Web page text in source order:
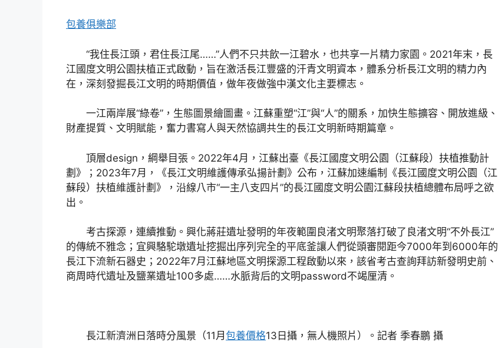
包養俱樂部
“我住長江頭，君住長江尾……”人們不只共飲一江碧水，也共享一片精力家園。2021年末，長
江國度文明公園扶植正式啟動，旨在激活長江豐盛的汗青文明資本，體系分析長江文明的精力內
在，深刻發掘長江文明的時期價值，做年夜做強中漢文化主要標志。
一江兩岸展“綠卷”，生態圖景繪圖畫。江蘇重塑“江”與“人”的關系，加快生態擴容、開放進級、
財產提質、文明賦能，奮力書寫人與天然協調共生的長江文明新時期篇章。
頂層design，綱舉目張。2022年4月，江蘇出臺《長江國度文明公園（江蘇段）扶植推動計
劃》；2023年7月，《長江文明維護傳承弘揚計劃》公布，江蘇加速編制《長江國度文明公園（江
蘇段）扶植維護計劃》，沿線八市“一主八支四片”的長江國度文明公園江蘇段扶植總體布局呼之欲
出。
考古探源，連續推動。興化蔣莊遺址發明的年夜範圍良渚文明聚落打破了良渚文明“不外長江”
的傳統不雅念；宜興駱駝墩遺址挖掘出序列完全的平底釜讓人們從頭審閱距今7000年到6000年的
長江下流新石器史；2022年7月江蘇地區文明探源工程啟動以來，該省考古查詢拜訪新發明史前、
商周時代遺址及鹽業遺址100多處……水脈背后的文明password不竭厘清。
長江新濟洲日落時分風景（11月 包養價格13日攝，無人機照片）。記者 季春鵬 攝